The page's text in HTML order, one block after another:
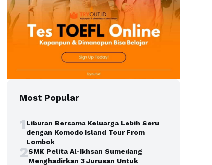
Most Popular
1Liburan Bersama Keluarga Lebih Seru
dengan Komodo Island Tour From
Lombok
2SMK Pelita Al-Ikhsan Sumedang
Menghadirkan 3 Jurusan Untuk